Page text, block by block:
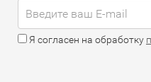
Я согласен на обработку